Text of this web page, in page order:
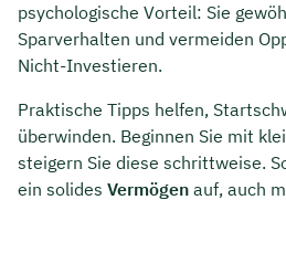
psychologische Vorteil: Sie
Sparverhalten und vermeiden
Nicht-Investieren.
Praktische Tipps helfen,
überwinden. Beginnen Sie mit
steigern Sie diese schrittweise.
ein solides Vermögen auf, auch